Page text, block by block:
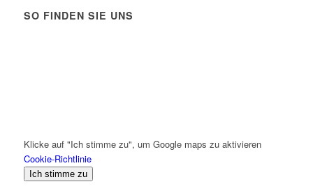
SO FINDEN SIE UNS
Klicke auf "Ich stimme zu", um Google maps zu aktivieren
Cookie-Richtlinie
Ich stimme zu